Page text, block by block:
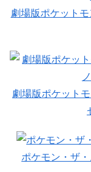
劇場版ポケット
劇場版ポケット
ポケモン・ザ